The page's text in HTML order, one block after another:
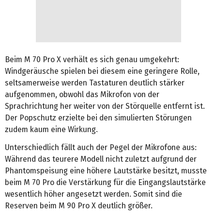
Beim M 70 Pro X verhält es sich genau umgekehrt:
Windgeräusche spielen bei diesem eine geringere Rolle,
seltsamerweise werden Tastaturen deutlich stärker
aufgenommen, obwohl das Mikrofon von der
Sprachrichtung her weiter von der Störquelle entfernt ist.
Der Popschutz erzielte bei den simulierten Störungen
zudem kaum eine Wirkung.
Unterschiedlich fällt auch der Pegel der Mikrofone aus:
Während das teurere Modell nicht zuletzt aufgrund der
Phantomspeisung eine höhere Lautstärke besitzt, musste
beim M 70 Pro die Verstärkung für die Eingangslautstärke
wesentlich höher angesetzt werden. Somit sind die
Reserven beim M 90 Pro X deutlich größer.